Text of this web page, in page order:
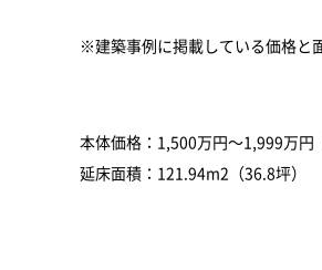
※建築事例に掲載している価格と
本体価格：1,500万円～1,999万円
延床面積：121.94m2（36.8坪）